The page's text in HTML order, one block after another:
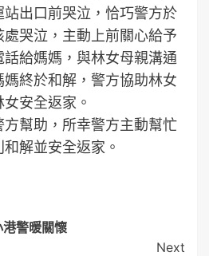
出口前哭泣，恰巧警方於
哭泣，主動上前關心給予
給媽媽，與林女母親溝通
終於和解，警方協助林女
安全返家。
幫助，所幸警方主動幫忙
解並安全返家。
警暖關懷
Next